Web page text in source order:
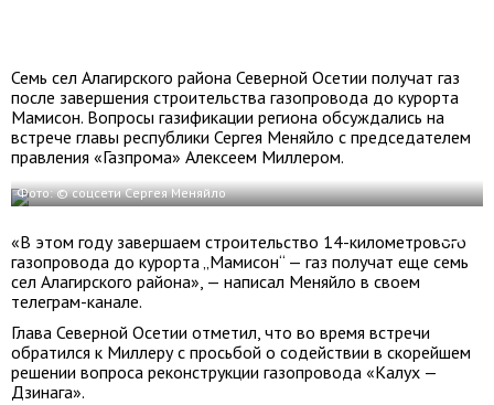
Семь сел Алагирского района Северной Осетии получат газ
после завершения строительства газопровода до курорта
Мамисон. Вопросы газификации региона обсуждались на
встрече главы республики Сергея Меняйло с председателем
правления «Газпрома» Алексеем Миллером.
Фото: © соцсети Сергея Меняйло
«В этом году завершаем строительство 14-километрового
газопровода до курорта „Мамисон“ — газ получат еще семь
сел Алагирского района», — написал Меняйло в своем
телеграм-канале.
Глава Северной Осетии отметил, что во время встречи
обратился к Миллеру с просьбой о содействии в скорейшем
решении вопроса реконструкции газопровода «Калух —
Дзинага».